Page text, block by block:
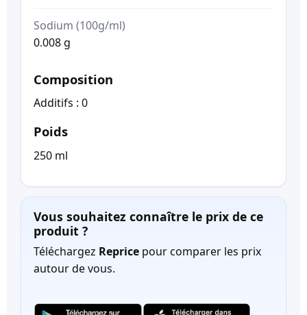
Sodium (100g/ml)
0.008 g
Composition
Additifs : 0
Poids
250 ml
Vous souhaitez connaître le prix de ce
produit ?
Téléchargez Reprice pour comparer les prix
autour de vous.